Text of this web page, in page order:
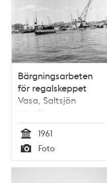
Bärgningsarbeten
för regalskeppet
Vasa, Saltsjön
utanför
Beckholmen. I
förgrunden
sightseeingbåt
Tid
1961
Typ
Foto